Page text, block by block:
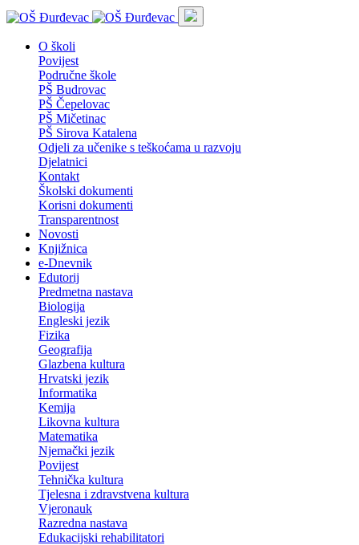
O školi
Povijest
Područne škole
PŠ Budrovac
PŠ Čepelovac
PŠ Mičetinac
PŠ Sirova Katalena
Odjeli za učenike s teškoćama u razvoju
Djelatnici
Kontakt
Školski dokumenti
Korisni dokumenti
Transparentnost
Novosti
Knjižnica
e-Dnevnik
Edutorij
Predmetna nastava
Biologija
Engleski jezik
Fizika
Geografija
Glazbena kultura
Hrvatski jezik
Informatika
Kemija
Likovna kultura
Matematika
Njemački jezik
Povijest
Tehnička kultura
Tjelesna i zdravstvena kultura
Vjeronauk
Razredna nastava
Edukacijski rehabilitatori